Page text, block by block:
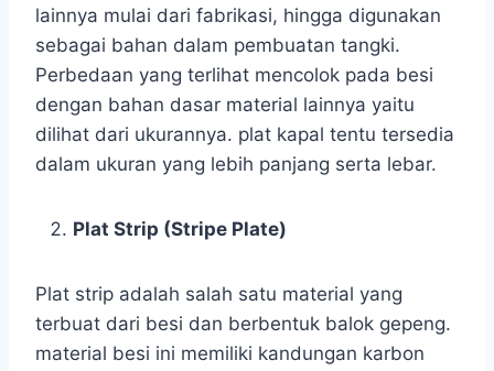
lainnya mulai dari fabrikasi, hingga digunakan
sebagai bahan dalam pembuatan tangki.
Perbedaan yang terlihat mencolok pada besi
dengan bahan dasar material lainnya yaitu
dilihat dari ukurannya. plat kapal tentu tersedia
dalam ukuran yang lebih panjang serta lebar.
Plat Strip (Stripe Plate)
Plat strip adalah salah satu material yang
terbuat dari besi dan berbentuk balok gepeng.
material besi ini memiliki kandungan karbon